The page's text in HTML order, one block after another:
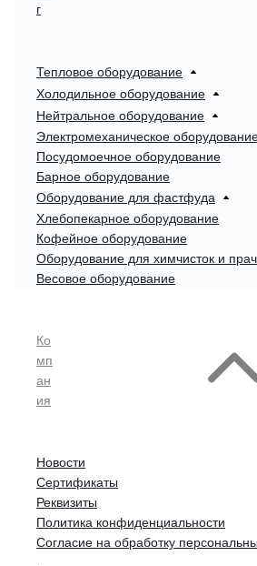
г
Тепловое оборудование
Холодильное оборудование
Нейтральное оборудование
Электромеханическое
Посудомоечное оборудование
Барное оборудование
Оборудование для фастфуда
Хлебопекарное оборудование
Кофейное оборудование
Оборудование для химчисток и
Весовое оборудование
Ко
мп
ан
ия
Новости
Сертификаты
Реквизиты
Политика конфиденциальности
Согласие на обработку